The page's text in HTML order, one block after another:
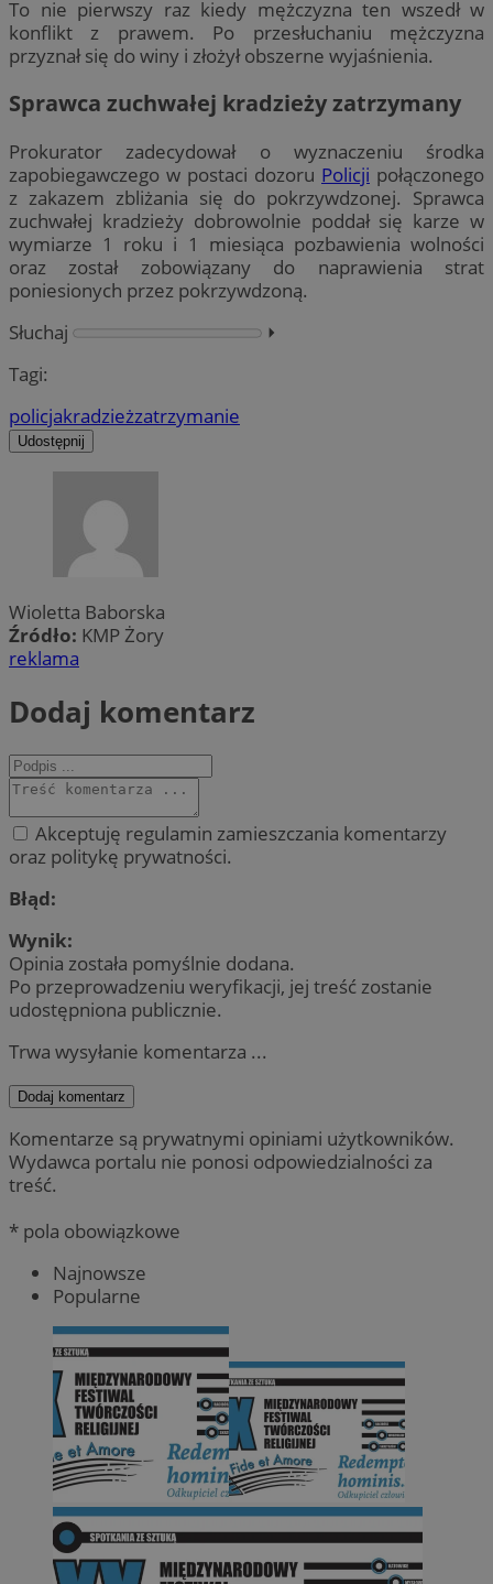
To nie pierwszy raz kiedy mężczyzna ten wszedł w
konflikt z prawem. Po przesłuchaniu mężczyzna
przyznał się do winy i złożył obszerne wyjaśnienia.
Sprawca zuchwałej kradzieży zatrzymany
Prokurator zadecydował o wyznaczeniu środka
zapobiegawczego w postaci dozoru Policji połączonego
z zakazem zbliżania się do pokrzywdzonej. Sprawca
zuchwałej kradzieży dobrowolnie poddał się karze w
wymiarze 1 roku i 1 miesiąca pozbawienia wolności
oraz został zobowiązany do naprawienia strat
poniesionych przez pokrzywdzoną.
Słuchaj
⏵︎
Tagi:
policjakradzieżzatrzymanie
Udostępnij
Wioletta Baborska
Źródło: KMP Żory
reklama
Dodaj komentarz
Akceptuję regulamin zamieszczania komentarzy
oraz politykę prywatności.
Błąd:
Wynik:
Opinia została pomyślnie dodana.
Po przeprowadzeniu weryfikacji, jej treść zostanie
udostępniona publicznie.
Trwa wysyłanie komentarza ...
Dodaj komentarz
Komentarze są prywatnymi opiniami użytkowników.
Wydawca portalu nie ponosi odpowiedzialności za
treść.
* pola obowiązkowe
Najnowsze
Popularne